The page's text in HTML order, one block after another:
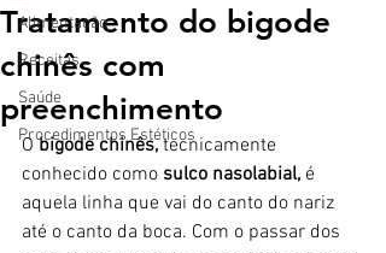
Alimentação
Receitas
Saúde
Procedimentos Estéticos
Tratamento do bigode
chinês com
preenchimento
O bigode chinês, tecnicamente
conhecido como sulco nasolabial, é
aquela linha que vai do canto do nariz
até o canto da boca. Com o passar dos